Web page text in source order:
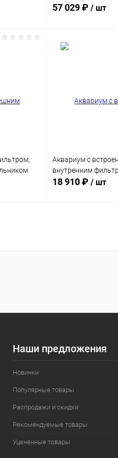
57 029 ₽ / шт
Аквариум с
внутренним
18 910 ₽ / шт
Сравнение
Наши предложения
Новинки
Популярные товары
Распродажи и скидки
Рекомендуемые товары
Уцененные товары